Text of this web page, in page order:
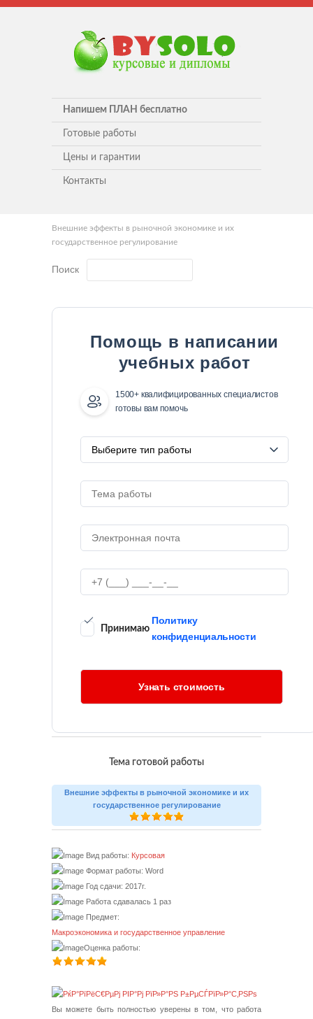
Напишем ПЛАН бесплатно
Готовые работы
Цены и гарантии
Контакты
Внешние эффекты в рыночной экономике и их
государственное регулирование
Поиск
Помощь в написании
учебных работ
1500+ квалифицированных специалистов
готовы вам помочь
Принимаю
Политику
конфиденциальности
Тема готовой работы
Внешние эффекты в рыночной экономике и их
государственное регулирование
Вид работы: Курсовая
Формат работы: Word
Год сдачи: 2017г.
Работа сдавалась 1 раз
Предмет:
Макроэкономика и государственное управление
Оценка работы:
Вы можете быть полностью уверены в том, что работа